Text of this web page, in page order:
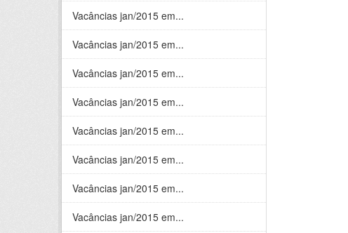
Vacâncias jan/2015 em...
Vacâncias jan/2015 em...
Vacâncias jan/2015 em...
Vacâncias jan/2015 em...
Vacâncias jan/2015 em...
Vacâncias jan/2015 em...
Vacâncias jan/2015 em...
Vacâncias jan/2015 em...